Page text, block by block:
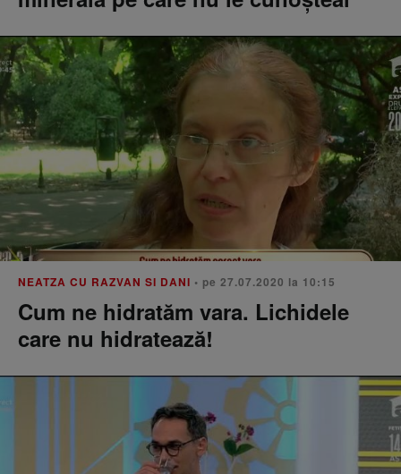
NEATZA CU RAZVAN SI DANI • pe 27.07.2020 la 10:15
Cum ne hidratăm vara. Lichidele
care nu hidratează!